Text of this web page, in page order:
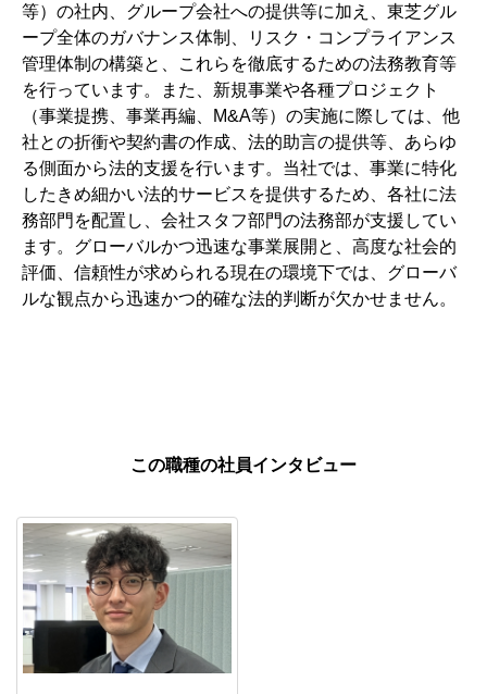
等）の社内、グループ会社への提供等に加え、東芝グル
ープ全体のガバナンス体制、リスク・コンプライアンス
管理体制の構築と、これらを徹底するための法務教育等
を行っています。また、新規事業や各種プロジェクト
（事業提携、事業再編、M&A等）の実施に際しては、他
社との折衝や契約書の作成、法的助言の提供等、あらゆ
る側面から法的支援を行います。当社では、事業に特化
したきめ細かい法的サービスを提供するため、各社に法
務部門を配置し、会社スタフ部門の法務部が支援してい
ます。グローバルかつ迅速な事業展開と、高度な社会的
評価、信頼性が求められる現在の環境下では、グローバ
ルな観点から迅速かつ的確な法的判断が欠かせません。
この職種の社員インタビュー